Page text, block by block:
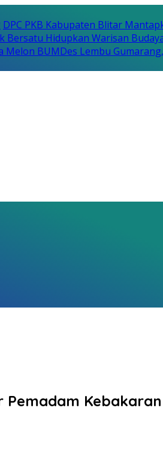
DPC PKB Kabupaten Blitar
Hidupkan Warisan
Melon BUMDes Lembu